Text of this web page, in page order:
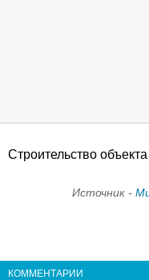
Строительство
Источник -
КОММЕНТАРИИ